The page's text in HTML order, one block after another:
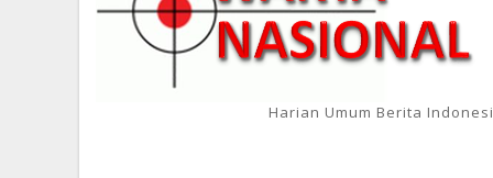
Harian Umum Berita